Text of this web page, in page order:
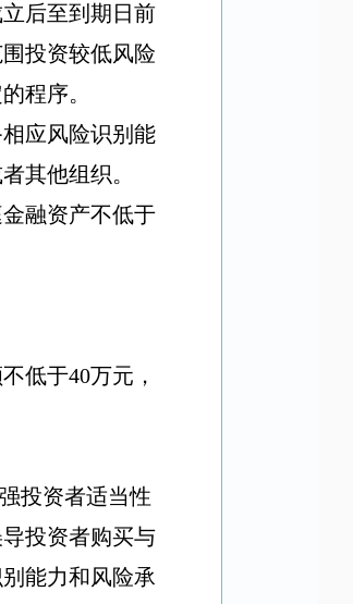
后至到期日前
投资较低风险
程序。
应风险识别能
其他组织。
融资产不低于
低于40万元，
投资者适当性
投资者购买与
能力和风险承